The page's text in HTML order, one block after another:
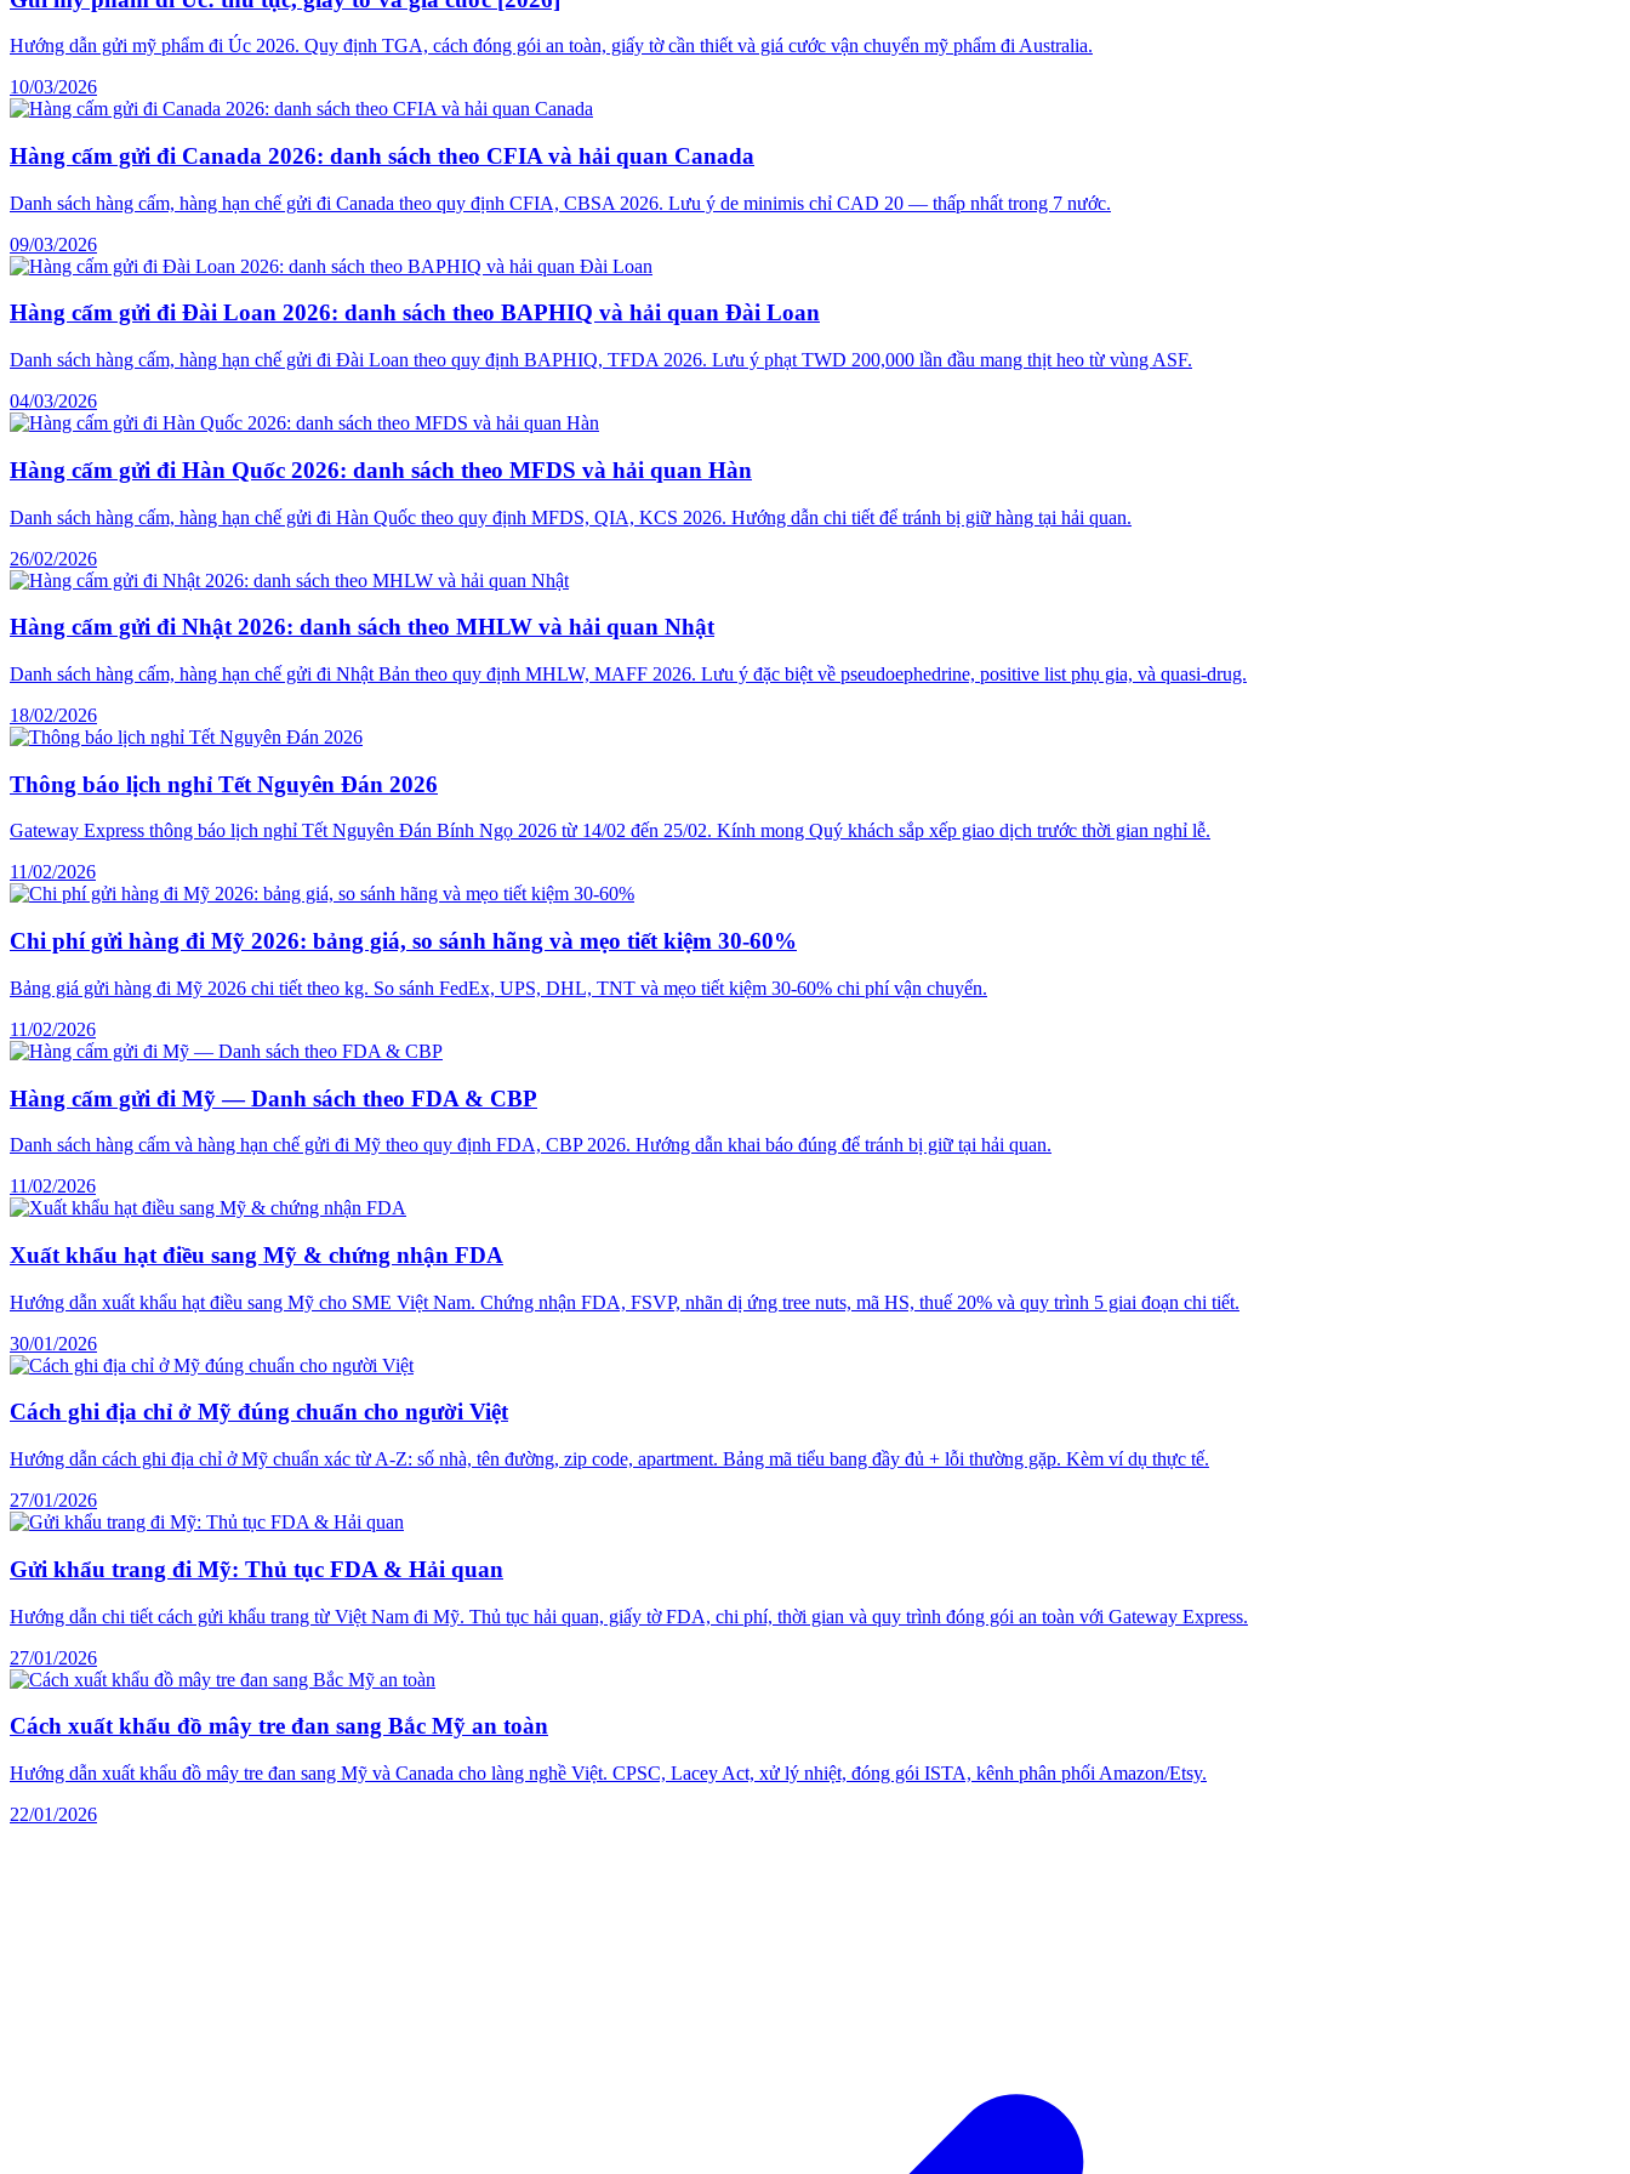
Hướng dẫn gửi mỹ phẩm đi Úc 2026. Quy định TGA, cách đóng gói an toàn, giấy tờ cần thiết và giá cước vận chuyển mỹ phẩm đi Australia.
10/03/2026
Hàng cấm gửi đi Canada 2026: danh sách theo CFIA và hải quan Canada
Danh sách hàng cấm, hàng hạn chế gửi đi Canada theo quy định CFIA, CBSA 2026. Lưu ý de minimis chỉ CAD 20 — thấp nhất trong 7 nước.
09/03/2026
Hàng cấm gửi đi Đài Loan 2026: danh sách theo BAPHIQ và hải quan Đài Loan
Danh sách hàng cấm, hàng hạn chế gửi đi Đài Loan theo quy định BAPHIQ, TFDA 2026. Lưu ý phạt TWD 200,000 lần đầu mang thịt heo từ vùng ASF.
04/03/2026
Hàng cấm gửi đi Hàn Quốc 2026: danh sách theo MFDS và hải quan Hàn
Danh sách hàng cấm, hàng hạn chế gửi đi Hàn Quốc theo quy định MFDS, QIA, KCS 2026. Hướng dẫn chi tiết để tránh bị giữ hàng tại hải quan.
26/02/2026
Hàng cấm gửi đi Nhật 2026: danh sách theo MHLW và hải quan Nhật
Danh sách hàng cấm, hàng hạn chế gửi đi Nhật Bản theo quy định MHLW, MAFF 2026. Lưu ý đặc biệt về pseudoephedrine, positive list phụ gia, và quasi-drug.
18/02/2026
Thông báo lịch nghỉ Tết Nguyên Đán 2026
Gateway Express thông báo lịch nghỉ Tết Nguyên Đán Bính Ngọ 2026 từ 14/02 đến 25/02. Kính mong Quý khách sắp xếp giao dịch trước thời gian nghỉ lễ.
11/02/2026
Chi phí gửi hàng đi Mỹ 2026: bảng giá, so sánh hãng và mẹo tiết kiệm 30-60%
Bảng giá gửi hàng đi Mỹ 2026 chi tiết theo kg. So sánh FedEx, UPS, DHL, TNT và mẹo tiết kiệm 30-60% chi phí vận chuyển.
11/02/2026
Hàng cấm gửi đi Mỹ — Danh sách theo FDA & CBP
Danh sách hàng cấm và hàng hạn chế gửi đi Mỹ theo quy định FDA, CBP 2026. Hướng dẫn khai báo đúng để tránh bị giữ tại hải quan.
11/02/2026
Xuất khẩu hạt điều sang Mỹ & chứng nhận FDA
Hướng dẫn xuất khẩu hạt điều sang Mỹ cho SME Việt Nam. Chứng nhận FDA, FSVP, nhãn dị ứng tree nuts, mã HS, thuế 20% và quy trình 5 giai đoạn chi tiết.
30/01/2026
Cách ghi địa chỉ ở Mỹ đúng chuẩn cho người Việt
Hướng dẫn cách ghi địa chỉ ở Mỹ chuẩn xác từ A-Z: số nhà, tên đường, zip code, apartment. Bảng mã tiểu bang đầy đủ + lỗi thường gặp. Kèm ví dụ thực tế.
27/01/2026
Gửi khẩu trang đi Mỹ: Thủ tục FDA & Hải quan
Hướng dẫn chi tiết cách gửi khẩu trang từ Việt Nam đi Mỹ. Thủ tục hải quan, giấy tờ FDA, chi phí, thời gian và quy trình đóng gói an toàn với Gateway Express.
27/01/2026
Cách xuất khẩu đồ mây tre đan sang Bắc Mỹ an toàn
Hướng dẫn xuất khẩu đồ mây tre đan sang Mỹ và Canada cho làng nghề Việt. CPSC, Lacey Act, xử lý nhiệt, đóng gói ISTA, kênh phân phối Amazon/Etsy.
22/01/2026